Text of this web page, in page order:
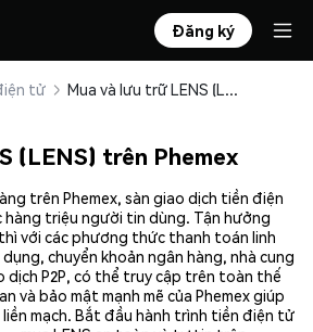
Đăng ký
tử Mua và lưu trữ LENS (LENS) an toàn
(LENS) trên Phemex
trên Phemex, sàn giao dịch tiền điện
triệu người tin dùng. Tận hưởng
với các phương thức thanh toán linh
chuyển khoản ngân hàng, nhà cung
dịch P2P, có thể truy cập trên toàn thế
và bảo mật mạnh mẽ của Phemex giúp
liền mạch. Bắt đầu hành trình tiền điện tử